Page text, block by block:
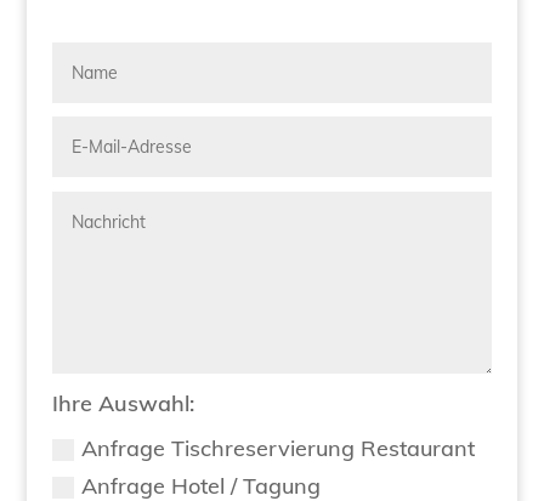
Ihre Auswahl:
Anfrage Tischreservierung Restaurant
Anfrage Hotel / Tagung